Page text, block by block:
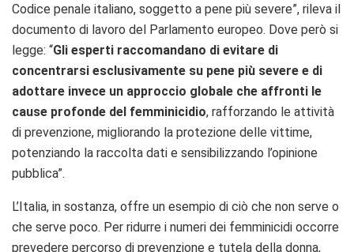
Codice penale italiano, soggetto a pene più severe”, rileva il
documento di lavoro del Parlamento europeo. Dove però si
legge: “Gli esperti raccomandano di evitare di
concentrarsi esclusivamente su pene più severe e di
adottare invece un approccio globale che affronti le
cause profonde del femminicidio, rafforzando le attività
di prevenzione, migliorando la protezione delle vittime,
potenziando la raccolta dati e sensibilizzando l’opinione
pubblica”.
L’Italia, in sostanza, offre un esempio di ciò che non serve o
che serve poco. Per ridurre i numeri dei femminicidi occorre
prevedere percorso di prevenzione e tutela della donna,